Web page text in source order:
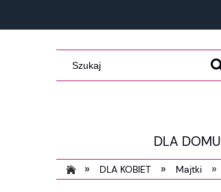
DLA DOMU
» DLA KOBIET » Majtki »